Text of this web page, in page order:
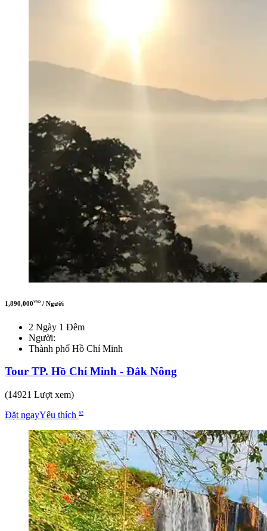
1,890,000VND / Người
2 Ngày 1 Đêm
Người:
Thành phố Hồ Chí Minh
Tour TP. Hồ Chí Minh - Đắk Nông
(14921 Lượt xem)
Đặt ngayYêu thích 62